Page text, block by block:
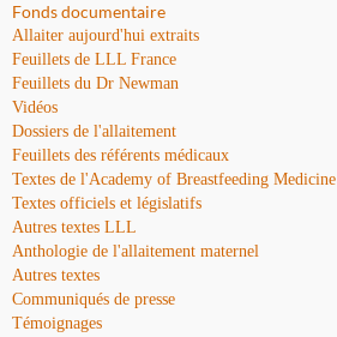
Fonds documentaire
Allaiter aujourd'hui extraits
Feuillets de LLL France
Feuillets du Dr Newman
Vidéos
Dossiers de l'allaitement
Feuillets des référents médicaux
Textes de l'Academy of Breastfeeding Medicine
Textes officiels et législatifs
Autres textes LLL
Anthologie de l'allaitement maternel
Autres textes
Communiqués de presse
Témoignages